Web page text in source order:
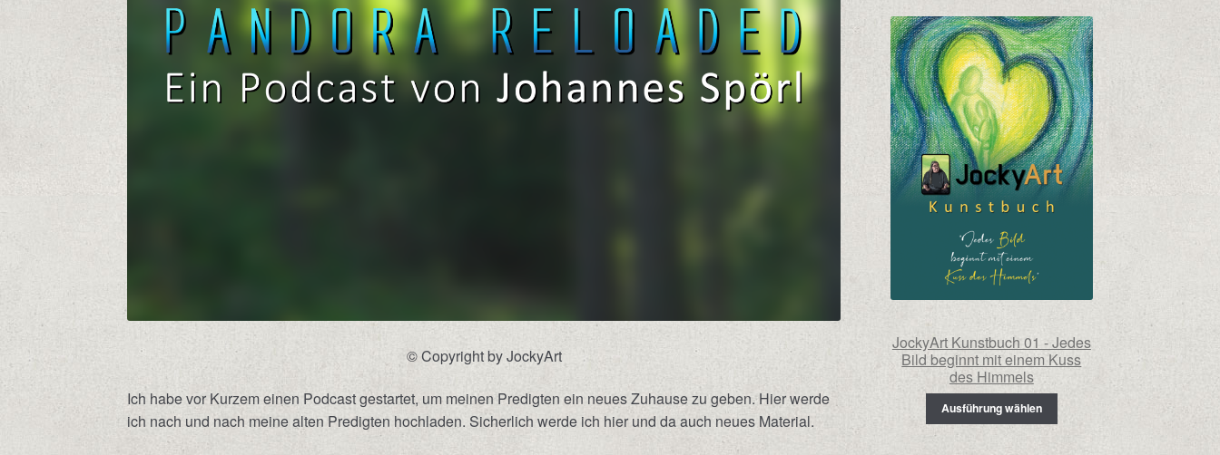
© Copyright by JockyArt
Ich habe vor Kurzem einen Podcast gestartet, um meinen Predigten ein neues Zuhause zu geben. Hier werde
ich nach und nach meine alten Predigten hochladen. Sicherlich werde ich hier und da auch neues Material.
JockyArt Kunstbuch 01 - Jedes
Bild beginnt mit einem Kuss
des Himmels
Ausführung wählen